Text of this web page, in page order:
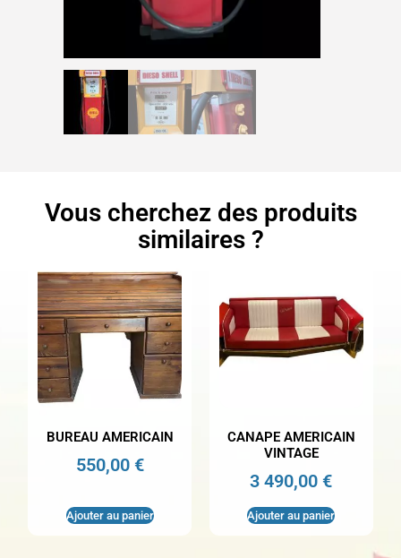
Vous cherchez des produits
similaires ?
BUREAU AMERICAIN
550,00 €
Ajouter au panier
CANAPE AMERICAIN
VINTAGE
3 490,00€
Ajouter au panier